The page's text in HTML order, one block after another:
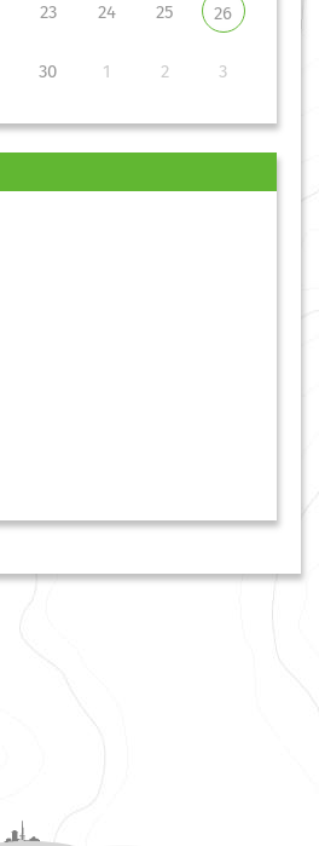
23 24 25 26
30 1 2 3